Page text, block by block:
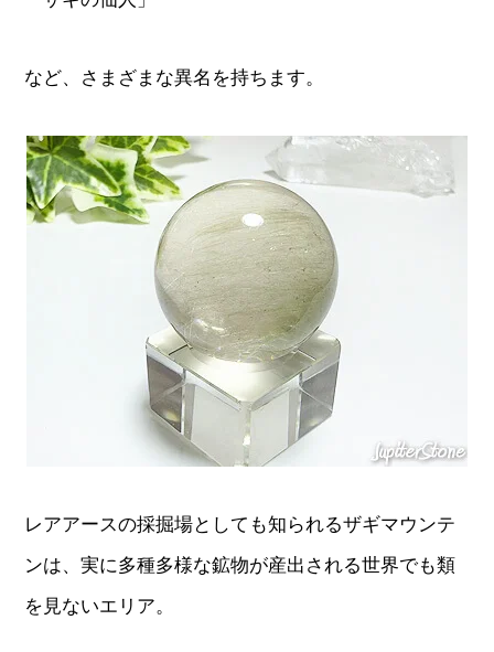
など、さまざまな異名を持ちます。
レアアースの採掘場としても知られるザギマウンテ
ンは、実に多種多様な鉱物が産出される世界でも類
を見ないエリア。